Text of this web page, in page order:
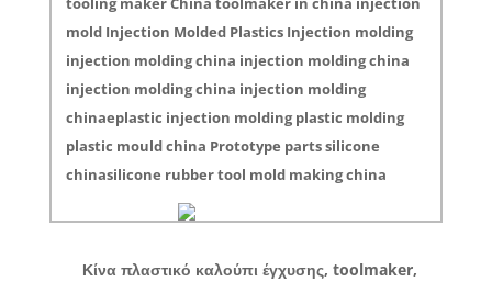
mold Injection Molded Plastics Injection molding
injection molding china injection molding china
injection molding china injection molding
chinaeplastic injection molding plastic molding
plastic mould china Prototype parts silicone
chinasilicone rubber tool mold making china
Κίνα πλαστικό καλούπι έγχυσης, toolmaker,